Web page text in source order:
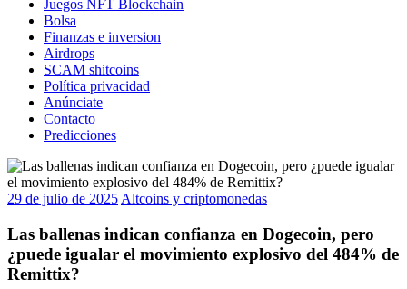
Juegos NFT Blockchain
Bolsa
Finanzas e inversion
Airdrops
SCAM shitcoins
Política privacidad
Anúnciate
Contacto
Predicciones
29 de julio de 2025 Altcoins y criptomonedas
Las ballenas indican confianza en Dogecoin, pero
¿puede igualar el movimiento explosivo del 484% de
Remittix?